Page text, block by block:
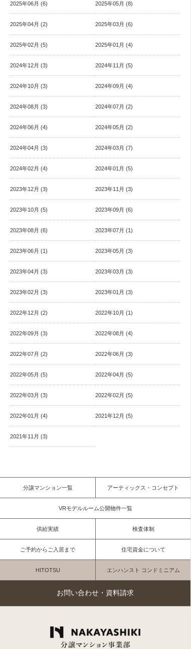
2025年06月 (6) 2025年05月 (8)
2025年04月 (2) 2025年03月 (6)
2025年02月 (5) 2025年01月 (4)
2024年12月 (3) 2024年11月 (5)
2024年10月 (3) 2024年09月 (4)
2024年08月 (3) 2024年07月 (2)
2024年06月 (4) 2024年05月 (2)
2024年04月 (3) 2024年03月 (7)
2024年02月 (4) 2024年01月 (5)
2023年12月 (3) 2023年11月 (3)
2023年10月 (5) 2023年09月 (6)
2023年08月 (6) 2023年07月 (1)
2023年06月 (1) 2023年05月 (3)
2023年04月 (3) 2023年03月 (3)
2023年02月 (3) 2023年01月 (3)
2022年12月 (2) 2022年10月 (1)
2022年09月 (3) 2022年08月 (4)
2022年07月 (2) 2022年06月 (3)
2022年05月 (5) 2022年04月 (5)
2022年03月 (3) 2022年02月 (5)
2022年01月 (4) 2021年12月 (5)
2021年11月 (3)
分譲マンション一覧 アーティックス・コンセプト
VRモデルルーム公開物件一覧
供給実績 検査体制
ご予約からご入居まで 住宅資金について
HITOTSU エンハンスト コンドミニアム
お問い合わせ・資料請求